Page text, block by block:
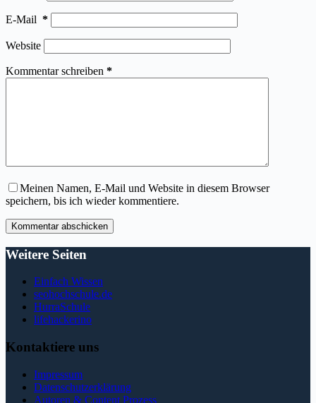
E-Mail *
Website
Kommentar schreiben *
Meinen Namen, E-Mail und Website in diesem Browser
speichern, bis ich wieder kommentiere.
Kommentar abschicken
Weitere Seiten
Einfach Wissen
seohochschule.de
HurraSchule
lifehackerino
Kontaktiere uns
Impressum
Datenschutzerklärung
Autoren & Content Prozess